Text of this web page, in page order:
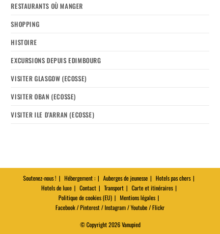
RESTAURANTS OÙ MANGER
SHOPPING
HISTOIRE
EXCURSIONS DEPUIS EDIMBOURG
VISITER GLASGOW (ECOSSE)
VISITER OBAN (ECOSSE)
VISITER ILE D’ARRAN (ECOSSE)
Soutenez-nous ! Hébergement : Auberges de jeunesse
Hotels pas chers
Hotels de luxe
Contact Transport
Carte et itinéraires
Politique de cookies (EU)
Mentions légales
Facebook / Pinterest / Instagram / Youtube / Flickr
© Copyright 2026 Vanupied